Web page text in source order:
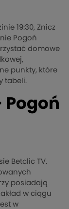
19:30, Znicz
Pogoń
domowe
punkty, które
tabeli.
Pogoń
Betclic TV.
posiadają
w ciągu
w